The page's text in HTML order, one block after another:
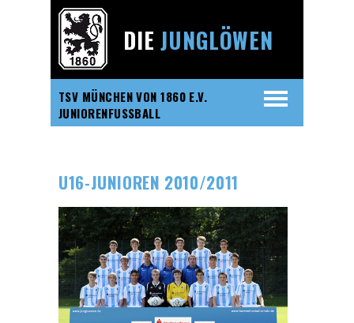
TSV MÜNCHEN VON 1860 E.V.
JUNIORENFUSSBALL
DIEJUNGLÖWEN
U16-JUNIOREN 2010/2011